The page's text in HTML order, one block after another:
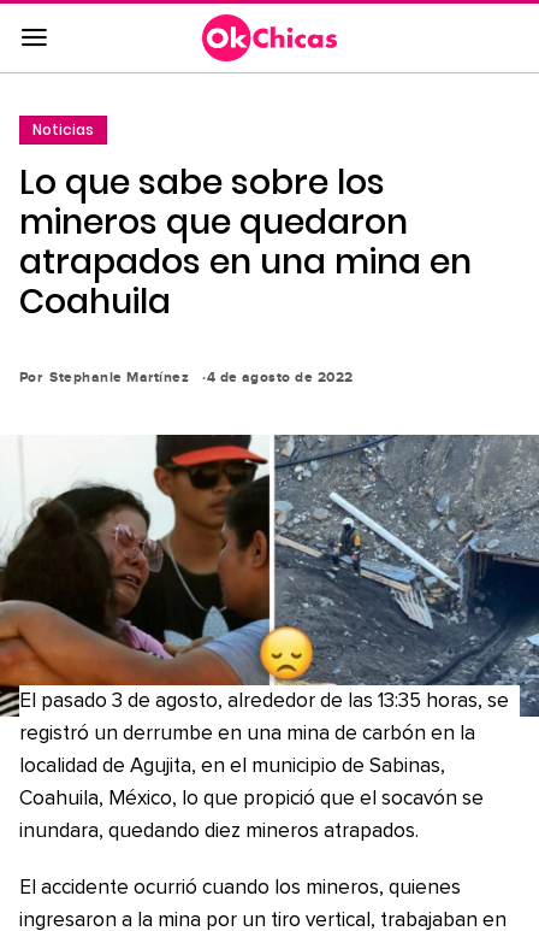
Saltar
al
contenido
la
navegación
principal
Noticias
Lo que sabe sobre los
mineros que quedaron
atrapados en una mina en
Coahuila
Por Stephanie Martínez 4 de agosto de 2022
El pasado 3 de agosto, alrededor de las 13:35 horas, se
registró un derrumbe en una mina de carbón en la
localidad de Agujita, en el municipio de Sabinas,
Coahuila, México, lo que propició que el socavón se
inundara, quedando diez mineros atrapados.
El accidente ocurrió cuando los mineros, quienes
ingresaron a la mina por un tiro vertical, trabajaban en